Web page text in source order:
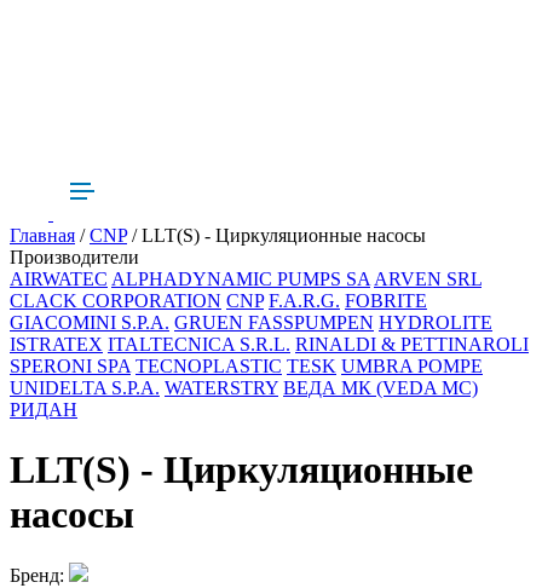
Главная /CNP/ LLT(S) - Циркуляционные насосы
Производители
AIRWATEC ALPHADYNAMIC PUMPS SAARVEN SRL
CLACK CORPORATION CNP F.A.R.G. FOBRITE
GIACOMINI S.P.A. GRUEN FASSPUMPEN HYDROLITE
ISTRATEX ITALTECNICA S.R.L. RINALDI & PETTINAROLI
SPERONI SPA TECNOPLASTIC TESK UMBRA POMPE
UNIDELTA S.P.A. WATERSTRY ВЕДА МК (VEDA MC)
РИДАН
LLT(S) - Циркуляционные
насосы
Бренд: